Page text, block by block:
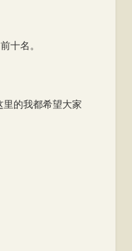
十名。
里的我都希望大家